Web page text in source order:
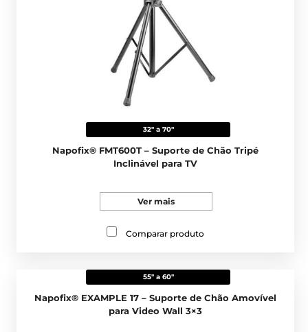
32" a 70"
Napofix® FMT600T – Suporte de Chão Tripé
Inclinável para TV
Ver mais
Comparar produto
55" a 60"
Napofix® EXAMPLE 17 – Suporte de Chão Amovível
para Video Wall 3×3